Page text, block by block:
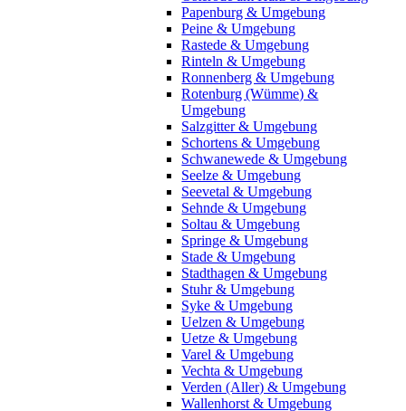
Papenburg & Umgebung
Peine & Umgebung
Rastede & Umgebung
Rinteln & Umgebung
Ronnenberg & Umgebung
Rotenburg (Wümme) &
Umgebung
Salzgitter & Umgebung
Schortens & Umgebung
Schwanewede & Umgebung
Seelze & Umgebung
Seevetal & Umgebung
Sehnde & Umgebung
Soltau & Umgebung
Springe & Umgebung
Stade & Umgebung
Stadthagen & Umgebung
Stuhr & Umgebung
Syke & Umgebung
Uelzen & Umgebung
Uetze & Umgebung
Varel & Umgebung
Vechta & Umgebung
Verden (Aller) & Umgebung
Wallenhorst & Umgebung